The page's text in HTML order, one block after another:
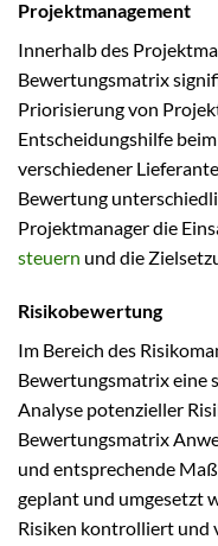
Projektmanagement
Innerhalb des
Bewertungsmatrix
Priorisierung von
Entscheidungshilfe
verschiedener
Bewertung
Projektmanager die
steuern und die
Risikobewertung
Im Bereich des
Bewertungsmatrix eine
Analyse potenzieller
Bewertungsmatrix
und entsprechende
geplant und umgesetzt
Risiken kontrolliert und